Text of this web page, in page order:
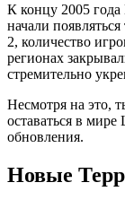
К концу 2005
начали
2, количество
регионах
стремительно
Несмотря на это,
оставаться в
обновления.
Новые